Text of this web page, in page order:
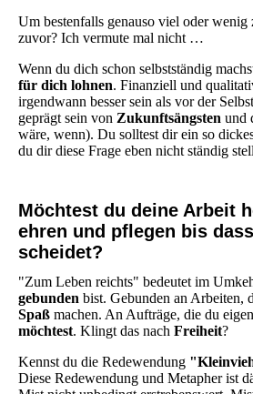
Um bestenfalls genauso viel oder wenig
zuvor? Ich vermute mal nicht …
Wenn du dich schon selbstständig
für dich lohnen. Finanziell und
irgendwann besser sein als vor der
geprägt sein von Zukunftsängsten und
wäre, wenn). Du solltest dir ein so
du dir diese Frage eben nicht ständig
Möchtest du deine Arbeit
ehren und pflegen bis
scheidet?
"Zum Leben reichts" bedeutet im
gebunden bist. Gebunden an Arbeiten,
Spaß machen. An Aufträge, die du
möchtest. Klingt das nach Freiheit?
Kennst du die Redewendung
Diese Redewendung und Metapher ist